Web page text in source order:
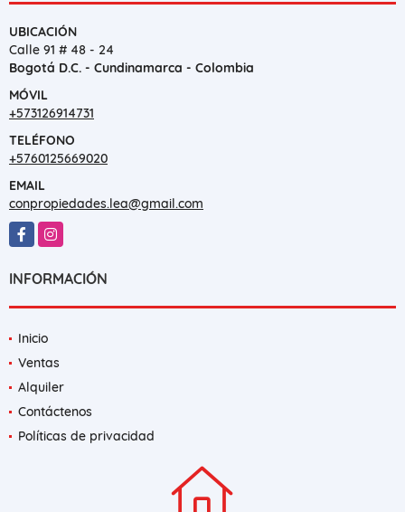
UBICACIÓN
Calle 91 # 48 - 24
Bogotá D.C. - Cundinamarca - Colombia
MÓVIL
+573126914731
TELÉFONO
+5760125669020
EMAIL
conpropiedades.lea@gmail.com
FacebookInstagram
INFORMACIÓN
Inicio
Ventas
Alquiler
Contáctenos
Políticas de privacidad